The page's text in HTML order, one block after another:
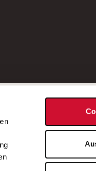
Bei Fragen zu einer
wenden Sie sich bitte
Stellenausschreibung